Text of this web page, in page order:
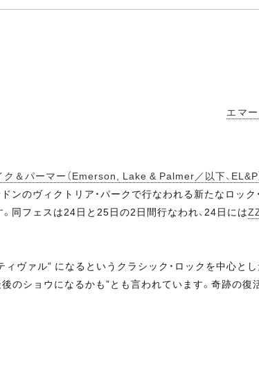
エマ
ク＆パーマー（Emerson, Lake & Palmer／以下、EL&P
のヴィクトリア・パークで行なわれる新たなロック
同フェスは24日と25日の2日間行なわれ、24日には
ヴァル” になるというクラシック・ロックを中心と
のショウになるかも”とも言われています。奇跡の復